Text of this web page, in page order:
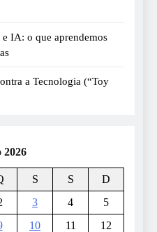
IA: o que aprendemos
a Tecnologia (“Toy
2026
S S
D
3 4
5
10 11
12